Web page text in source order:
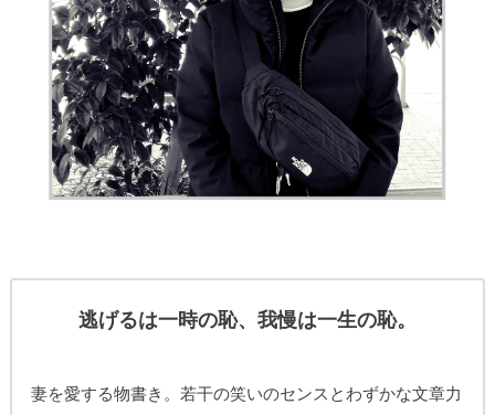
逃げるは一時の恥、我慢は一生の恥。
妻を愛する物書き。 若干の笑いのセンスとわずかな文章力